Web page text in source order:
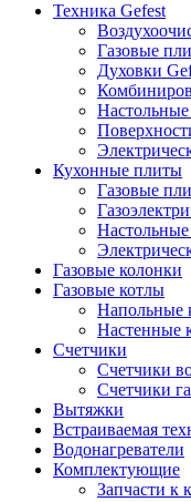
Техника Gefest
Газовые
Духовки
Кухонные плиты
Газовые
Газовые колонки
Газовые котлы
Напольные
Настенные
Счетчики
Счетчики
Счетчики
Вытяжки
Встраиваемая
Водонагреватели
Комплектующие
Запчасти к